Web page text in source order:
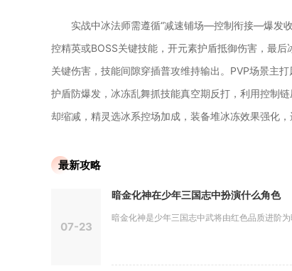
实战中冰法师需遵循“减速铺场—控制衔接—爆发
控精英或BOSS关键技能，开元素护盾抵御伤害，最
关键伤害，技能间隙穿插普攻维持输出。PVP场景主
护盾防爆发，冰冻乱舞抓技能真空期反打，利用控制
却缩减，精灵选冰系控场加成，装备堆冰冻效果强化，
最新攻略
07-23
暗金化神在少年三国志中扮演什么角色
暗金化神是少年三国志中武将由红色品质进阶为